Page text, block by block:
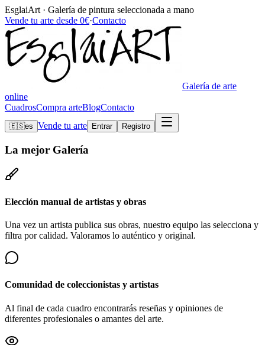
EsglaiArt · Galería de pintura seleccionada a mano
Vende tu arte desde 0€·Contacto
Galería de arte
online
CuadrosCompra arteBlogContacto
🇪🇸es Vende tu arte Entrar Registro
La mejor Galería
Elección manual de artistas y obras
Una vez un artista publica sus obras, nuestro equipo las selecciona y
filtra por calidad. Valoramos lo auténtico y original.
Comunidad de coleccionistas y artistas
Al final de cada cuadro encontrarás reseñas y opiniones de
diferentes profesionales o amantes del arte.